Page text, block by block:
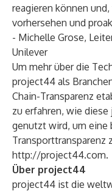
reagieren können
vorhersehen und
- Michelle Grose,
Unilever
Um mehr über die
project44 als
Chain-Transparenz
zu erfahren, wie
genutzt wird, um eine
Transporttransparenz
http://project44.com.
Über project44
project44 ist die